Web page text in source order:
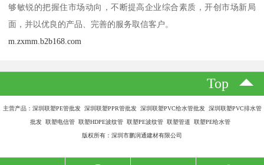
够敏锐的把握住市场动向，不断提高企业综合素质，开创市场新局
面，并以优良的产品、完善的服务取信客户。
m.zxmm.b2b168.com
Top
主营产品：深圳联塑PE管批发 深圳联塑PPR管批发 深圳联塑PVC给水管批发 深圳联塑PVC排水管
批发 联塑电信管 联塑HDPE波纹管 联塑PE波纹管 联塑管道 联塑PE给水管
版权所有：深圳市鹏润通建材有限公司